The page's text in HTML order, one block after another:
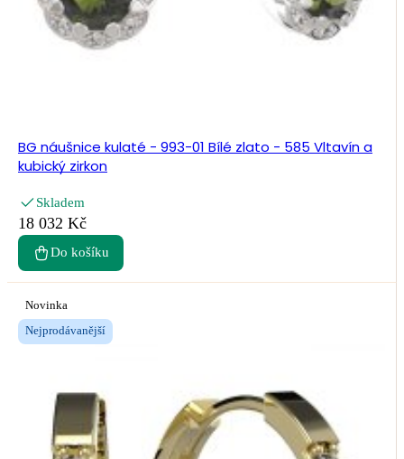
BG náušnice kulaté - 993-01 Bílé zlato - 585 Vltavín a
kubický zirkon
Skladem
18 032 Kč
Do košíku
Novinka
Nejprodávanější